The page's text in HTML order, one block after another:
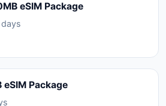
eSIM Package
days
eSIM Package